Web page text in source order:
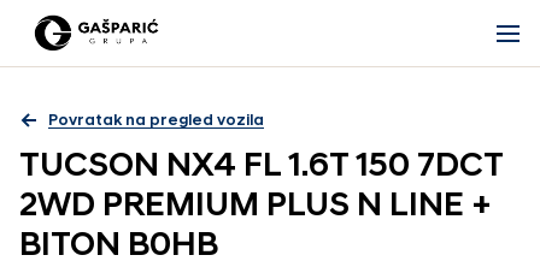
Povratak na pregled vozila
TUCSON NX4 FL 1.6T 150 7DCT
2WD PREMIUM PLUS N LINE +
BITON B0HB